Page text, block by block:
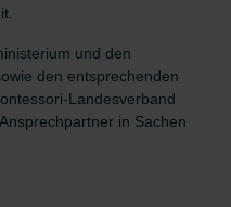
und den
den entsprechenden
Landesverband
in Sachen